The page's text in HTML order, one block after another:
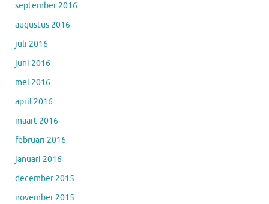
september 2016
augustus 2016
juli 2016
juni 2016
mei 2016
april 2016
maart 2016
februari 2016
januari 2016
december 2015
november 2015